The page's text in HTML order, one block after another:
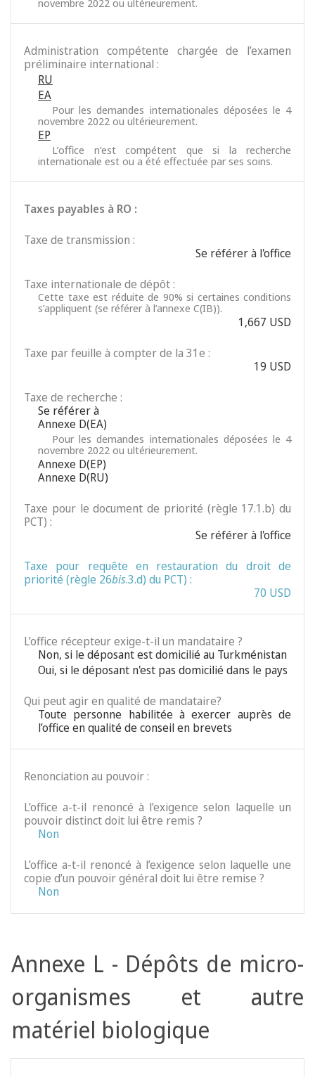
novembre 2022 ou ultérieurement.
Administration compétente chargée de l’examen
préliminaire international :
RU
EA
Pour les demandes internationales déposées le 4
novembre 2022 ou ultérieurement.
EP
L’office n’est compétent que si la recherche
internationale est ou a été effectuée par ses soins.
Taxes payables à RO :
Taxe de transmission :
Se référer à l'office
Taxe internationale de dépôt :
Cette taxe est réduite de 90% si certaines conditions
s’appliquent (se référer à l’annexe C(IB)).
1,667 USD
Taxe par feuille à compter de la 31e :
19 USD
Taxe de recherche :
Se référer à
Annexe D(EA)
Pour les demandes internationales déposées le 4
novembre 2022 ou ultérieurement.
Annexe D(EP)
Annexe D(RU)
Taxe pour le document de priorité (règle 17.1.b) du
PCT) :
Se référer à l'office
Taxe pour requête en restauration du droit de
priorité (règle 26bis.3.d) du PCT) :
70 USD
L’office récepteur exige-t-il un mandataire ?
Non, si le déposant est domicilié au Turkménistan
Oui, si le déposant n'est pas domicilié dans le pays
Qui peut agir en qualité de mandataire?
Toute personne habilitée à exercer auprès de
l’office en qualité de conseil en brevets
Renonciation au pouvoir :
L’office a-t-il renoncé à l’exigence selon laquelle un
pouvoir distinct doit lui être remis ?
Non
L’office a-t-il renoncé à l’exigence selon laquelle une
copie d’un pouvoir général doit lui être remise ?
Non
Annexe L - Dépôts de micro-
organismes et autre
matériel biologique